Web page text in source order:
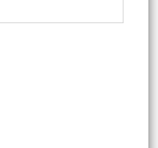
nhân dịp kỷ niệm 79